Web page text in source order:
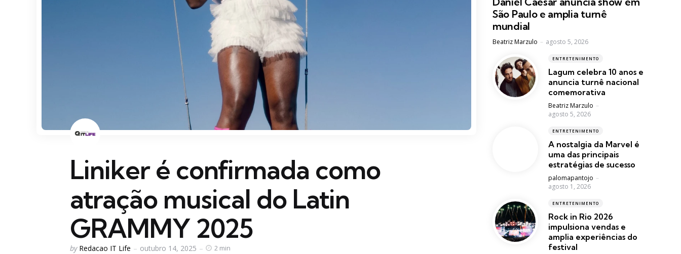
Liniker é confirmada como
atração musical do Latin
GRAMMY 2025
Posted
by Redacao IT Life outubro 14, 2025 2 min
São Paulo e amplia turnê
mundial
Posted
Beatriz Marzulo agosto 5, 2026
ENTRETENIMENTO
Lagum celebra 10 anos e
anuncia turnê nacional
comemorativa
Posted
Beatriz Marzulo
agosto 5, 2026
ENTRETENIMENTO
A nostalgia da Marvel é
uma das principais
estratégias de sucesso
Posted
palomapantojo
agosto 1, 2026
ENTRETENIMENTO
Rock in Rio 2026
impulsiona vendas e
amplia experiências do
festival